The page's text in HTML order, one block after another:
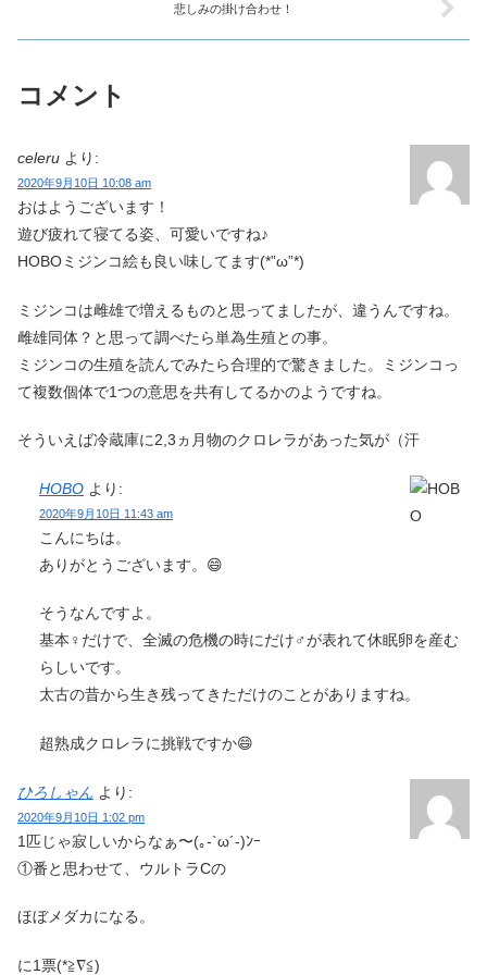
悲しみの掛け合わせ！
コメント
celeru より:
2020年9月10日 10:08 am
おはようございます！
遊び疲れて寝てる姿、可愛いですね♪
HOBOミジンコ絵も良い味してます(*”ω”*)
ミジンコは雌雄で増えるものと思ってましたが、違うんですね。
雌雄同体？と思って調べたら単為生殖との事。
ミジンコの生殖を読んでみたら合理的で驚きました。ミジンコっ
て複数個体で1つの意思を共有してるかのようですね。
そういえば冷蔵庫に2,3ヵ月物のクロレラがあった気が（汗
HOBO より:
2020年9月10日 11:43 am
こんにちは。
ありがとうございます。😄
そうなんですよ。
基本♀だけで、全滅の危機の時にだけ♂が表れて休眠卵を産む
らしいです。
太古の昔から生き残ってきただけのことがありますね。
超熟成クロレラに挑戦ですか😄
ひろしゃん より:
2020年9月10日 1:02 pm
1匹じゃ寂しいからなぁ〜(｡-`ω´-)ﾝｰ
①番と思わせて、ウルトラCの
ほぼメダカになる。
に1票(*≧︎∇︎≦︎)